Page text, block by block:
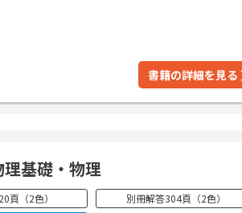
書籍の詳細を見る
基礎・物理
頁（2色）
別冊解答304頁（2色）